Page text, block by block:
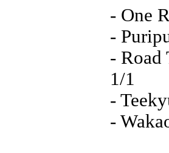
- One
-
- Road
1/1
-
-